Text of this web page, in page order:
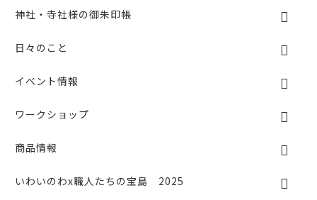
神社・寺社様の御朱印帳
日々のこと
イベント情報
ワークショップ
商品情報
いわいのわx職人たちの宝島 2025